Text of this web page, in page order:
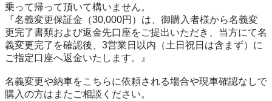
乗って帰って頂いて構いません。
『名義変更保証金（30,000円）は、御購入者様から名義変
更完了書類および返金先口座をご提出いただき、当方にて名
義変更完了を確認後、3営業日以内（土日祝日は含まず）に
ご指定口座へ返金いたします。』
名義変更や納車をこちらに依頼される場合や現車確認なしで
購入の方はまたご相談ください。